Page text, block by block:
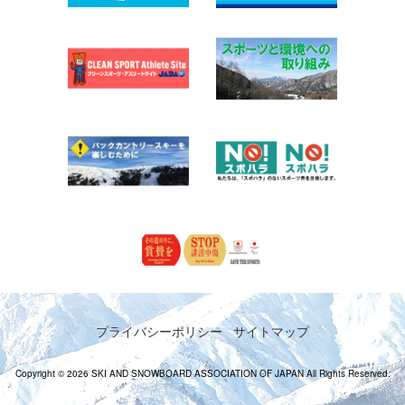
プライバシーポリシー サイトマップ
Copyright © 2026 SKI AND SNOWBOARD ASSOCIATION OF JAPAN All Rights Reserved.